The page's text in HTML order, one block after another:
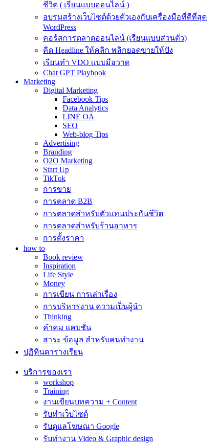
ชีวิต ( เรียนแบบออนไลน์ )
อบรมสร้างเว็บไซต์ด้วยตัวเองกับเครื่องมือที่ดีที่สุด
WordPress
คอร์สการตลาดออนไลน์ (เรียนแบบส่วนตัว)
คิด Headline ให้คลิก พลิกยอดขายให้ปัง
เรียนทำ VDO แบบมือวาด
Chat GPT Playbook
Marketing
Digital Marketing
Facebook Tips
Data Analytics
LINE OA
SEO
Web-blog Tips
Advertising
Branding
O2O Marketing
Start Up
TikTok
การขาย
การตลาด B2B
การตลาดสำหรับตัวแทนประกันชีวิต
การตลาดสำหรับร้านอาหาร
การตั้งราคา
how to
Book review
Inspiration
Life Style
Money
การเขียน การเล่าเรื่อง
การบริหารงาน ความเป็นผู้นำ
Thinking
คำคม แคบชั่น
สาระ ข้อมูล สำหรับคนทำงาน
ปฏิทินตารางเรียน
บริการของเรา
workshop
Training
งานเขียนบทความ + Content
รับทำเว็บไซต์
รับดูแลโฆษณา Google
รับทำงาน Video & Graphic design